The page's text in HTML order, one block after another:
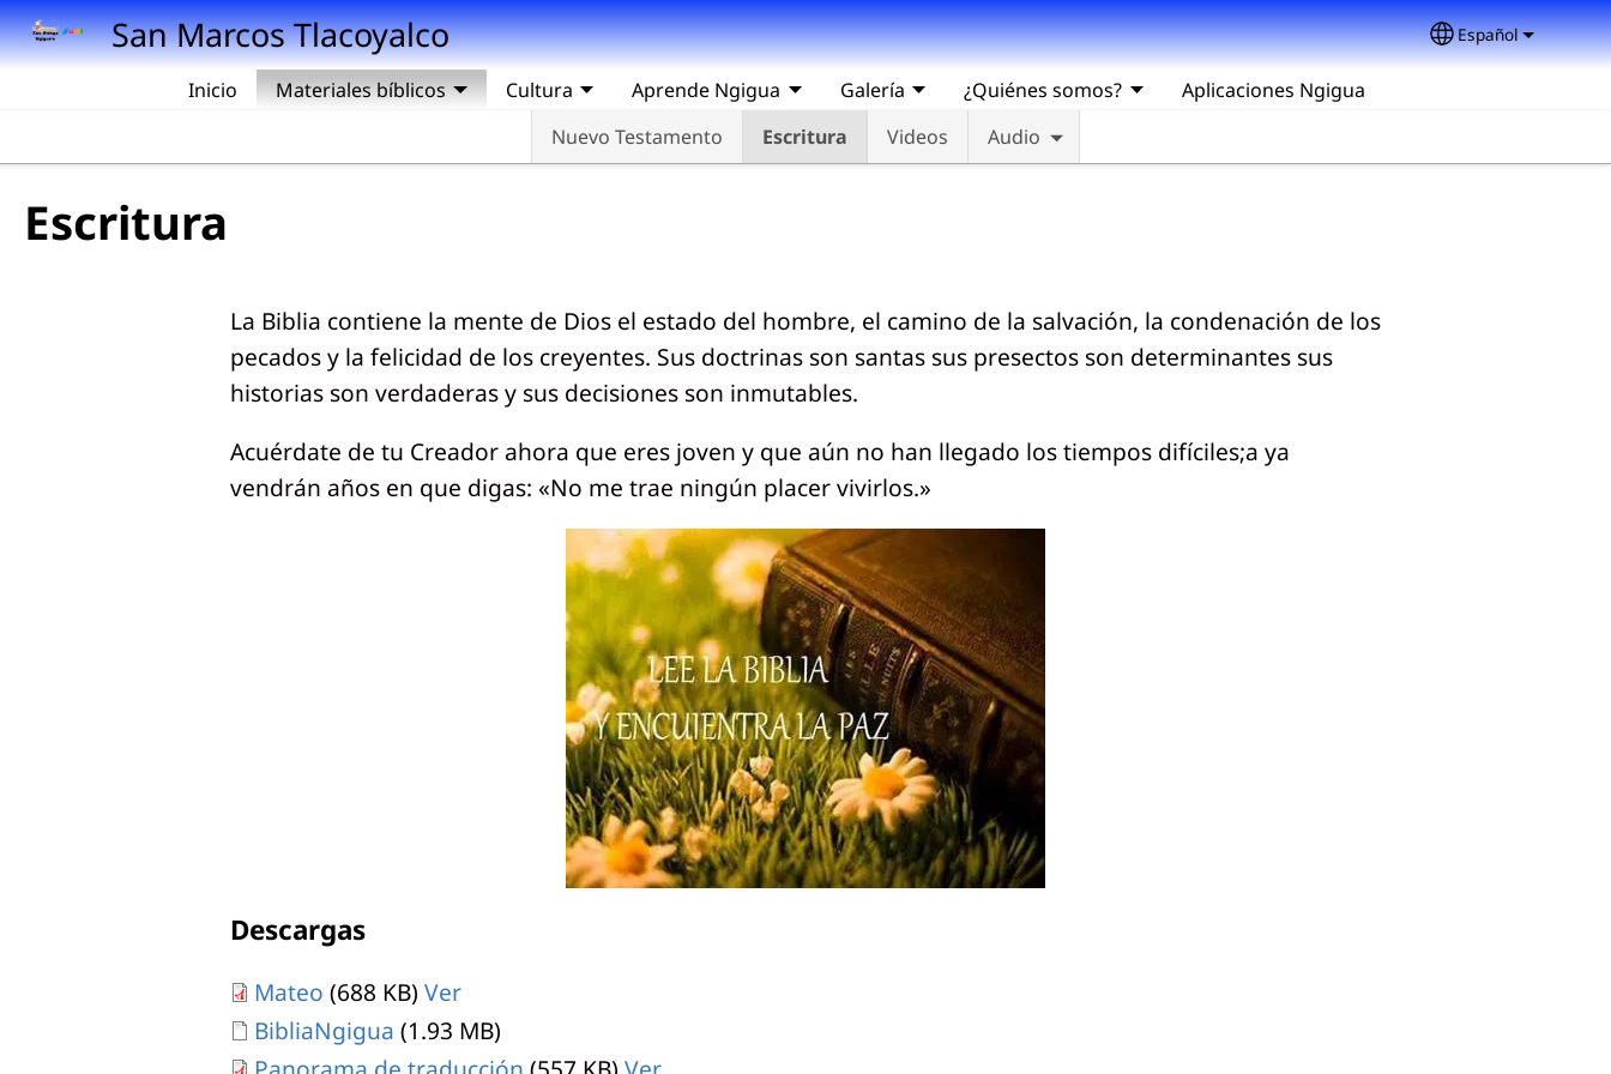
Pasar al contenido principal
San Marcos Tlacoyalco Select your
Español
Inicio
Materiales bíblicos
Nuevo Testamento
Escritura Videos Audio
Cultura Aprende Ngigua Galería ¿Quiénes somos? Aplicaciones Ngigua
Escritura
La Biblia contiene la mente de Dios el estado del hombre, el camino de la salvación, la condenación de los
pecados y la felicidad de los creyentes. Sus doctrinas son santas sus presectos son determinantes sus
historias son verdaderas y sus decisiones son inmutables.
Acuérdate de tu Creador ahora que eres joven y que aún no han llegado los tiempos difíciles;a ya
vendrán años en que digas: «No me trae ningún placer vivirlos.»
Descargas
Mateo (688 KB) Ver
Document
BibliaNgigua (1.93 MB)